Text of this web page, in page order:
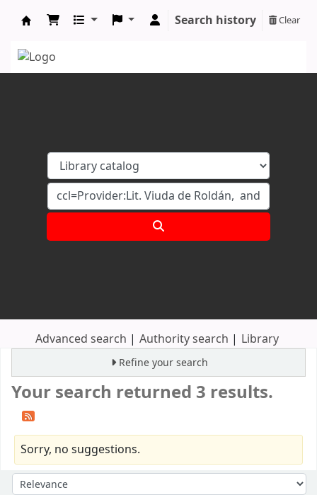
Search history Clear
Advanced search Authority search Library
Refine your search
Your search returned 3 results.
Sorry, no suggestions.
Sort by: